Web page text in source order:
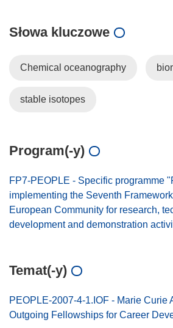
Słowa kluczowe
Chemical oceanography
stable isotopes
Program(-y)
FP7-PEOPLE - Specific programme
implementing the Seventh
European Community for research,
development and demonstration
Temat(-y)
PEOPLE-2007-4-1.IOF - Marie Curie
Outgoing Fellowships for Career